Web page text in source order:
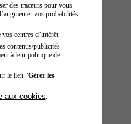
des traceurs pour vous
vos probabilités
centres d’intérêt.
contenus/publicités
à leur politique de
le lien "Gérer les
aux cookies